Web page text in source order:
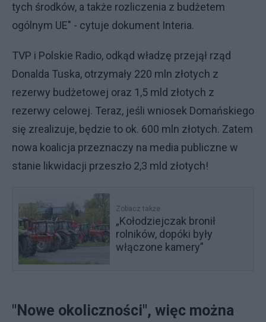
tych środków, a także rozliczenia z budżetem
ogólnym UE" - cytuje dokument Interia.
TVP i Polskie Radio, odkąd władzę przejął rząd
Donalda Tuska, otrzymały 220 mln złotych z
rezerwy budżetowej oraz 1,5 mld złotych z
rezerwy celowej. Teraz, jeśli wniosek Domańskiego
się zrealizuje, będzie to ok. 600 mln złotych. Zatem
nowa koalicja przeznaczy na media publiczne w
stanie likwidacji przeszło 2,3 mld złotych!
Zobacz także
„Kołodziejczak bronił
rolników, dopóki były
włączone kamery”
"Nowe okoliczności", więc można